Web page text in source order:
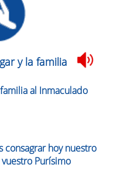
y la familia
al Inmaculado
consagrar hoy nuestro
Purísimo